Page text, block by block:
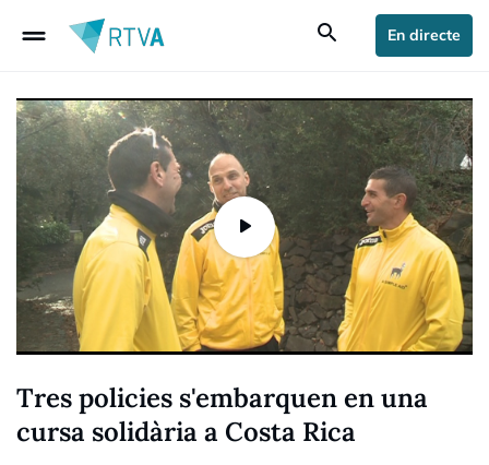
drag_handle search En directe
Tres policies s'embarquen en una
cursa solidària a Costa Rica